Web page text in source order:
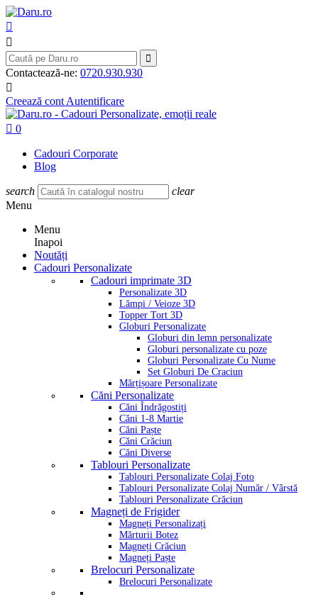



Contactează-ne: 0720.930.930

Creează cont Autentificare
 0
Cadouri Corporate
Blog
search
clear
Menu
Menu
Inapoi
Noutăți
Cadouri Personalizate
Cadouri imprimate 3D
Personalizate 3D
Lămpi / Veioze 3D
Topper Tort 3D
Globuri Personalizate
Globuri din lemn personalizate
Globuri personalizate cu poze
Globuri Personalizate Cu Nume
Set Globuri De Craciun
Mărțișoare Personalizate
Căni Personalizate
Căni Îndrăgostiți
Căni 1-8 Martie
Căni Paște
Căni Crăciun
Căni Diverse
Tablouri Personalizate
Tablouri Personalizate Colaj Foto
Tablouri Personalizate Colaj Număr / Vârstă
Tablouri Personalizate Crăciun
Magneți de Frigider
Magneți Personalizați
Mărturii Botez
Magneți Crăciun
Magneți Paște
Brelocuri Personalizate
Brelocuri Personalizate